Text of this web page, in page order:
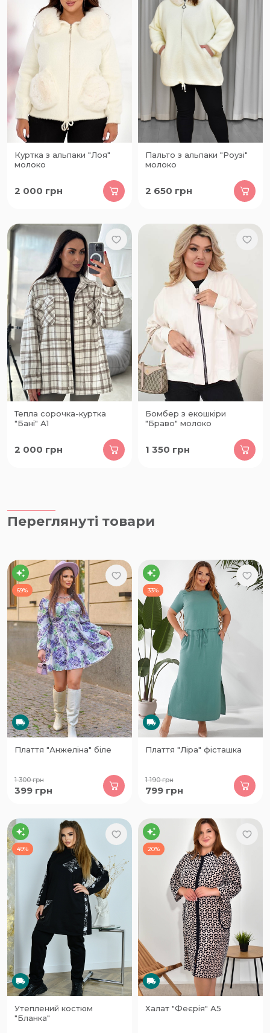
Куртка з альпаки "Лоя"
молоко
2 000 грн
Пальто з альпаки "Роузі"
молоко
2 650 грн
Тепла сорочка-куртка
"Бані" А1
2 000 грн
Бомбер з екошкіри
"Браво" молоко
1 350 грн
Переглянуті товари
69%
Плаття "Анжеліна" біле
1 300грн
399 грн
33%
Плаття "Ліра" фісташка
1 190грн
799 грн
49%
Утеплений костюм
"Бланка"
20%
Халат "Феєрія" А5